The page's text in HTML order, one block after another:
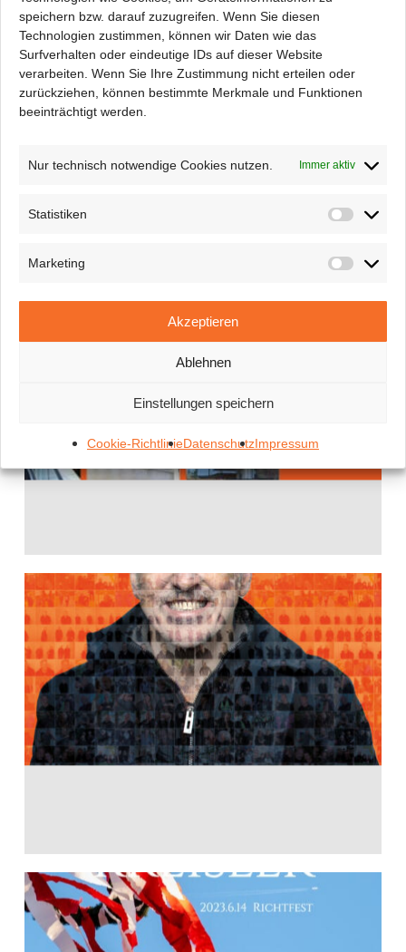
speichern bzw. darauf zuzugreifen. Wenn Sie diesen
Technologien zustimmen, können wir Daten wie das
Surfverhalten oder eindeutige IDs auf dieser Website
verarbeiten. Wenn Sie Ihre Zustimmung nicht erteilen oder
zurückziehen, können bestimmte Merkmale und Funktionen
beeinträchtigt werden.
Nur technisch notwendige Cookies nutzen. Immer aktiv
Statistiken
Marketing
Akzeptieren
Ablehnen
Einstellungen speichern
Cookie-RichtlinieDatenschutzImpressum
7. Februar 2024
Neujahrsgrüße 2024
It´s time to say
goodbye
29. November 2023
Richtfest
14. Juni 2023